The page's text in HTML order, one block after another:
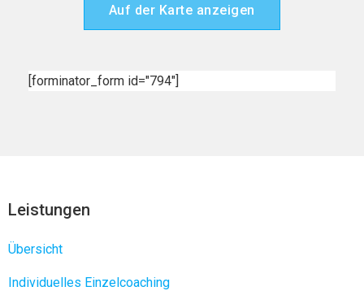
Auf der Karte anzeigen
[forminator_form id="794"]
Leistungen
Übersicht
Individuelles Einzelcoaching